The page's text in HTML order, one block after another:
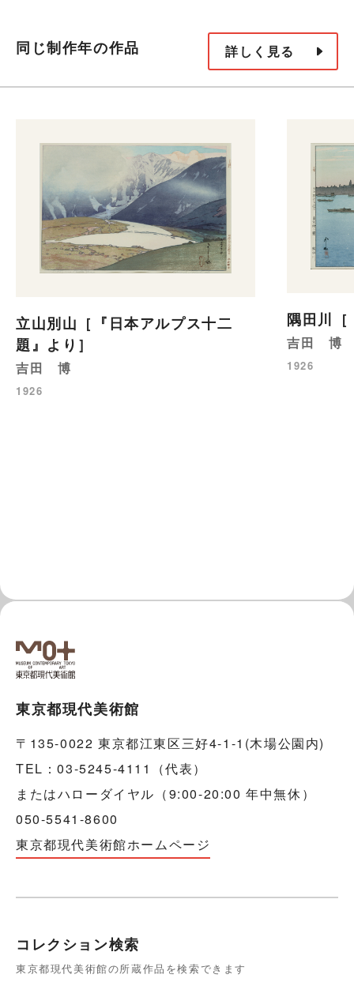
同じ制作年の作品 詳しく見る
立山別山［『日本アルプス十二
題』より］
吉田 博
1926
隅田川
吉田 博
1926
東京都現代美術館
〒135-0022 東京都江東区三好4-1-1(木場公園内)
TEL：03-5245-4111（代表）
またはハローダイヤル（9:00-20:00 年中無休）
050-5541-8600
東京都現代美術館ホームページ
コレクション検索
東京都現代美術館の所蔵作品を検索できます